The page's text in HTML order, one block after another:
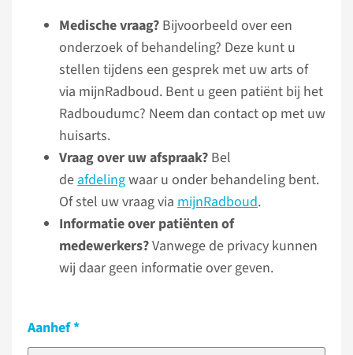
Medische vraag? Bijvoorbeeld over een
onderzoek of behandeling? Deze kunt u
stellen tijdens een gesprek met uw arts of
via mijnRadboud. Bent u geen patiënt bij het
Radboudumc? Neem dan contact op met uw
huisarts.
Vraag over uw afspraak? Bel
deafdelingwaar u onder behandeling bent.
Of stel uw vraag via mijnRadboud.
Informatie over patiënten of
medewerkers?Vanwege de privacy kunnen
wij daar geen informatie over geven.
Aanhef